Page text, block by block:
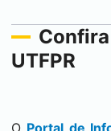
UTFPR
O Portal de